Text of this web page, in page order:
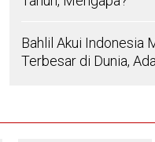
Bahlil Akui Indonesia
Terbesar di Dunia,